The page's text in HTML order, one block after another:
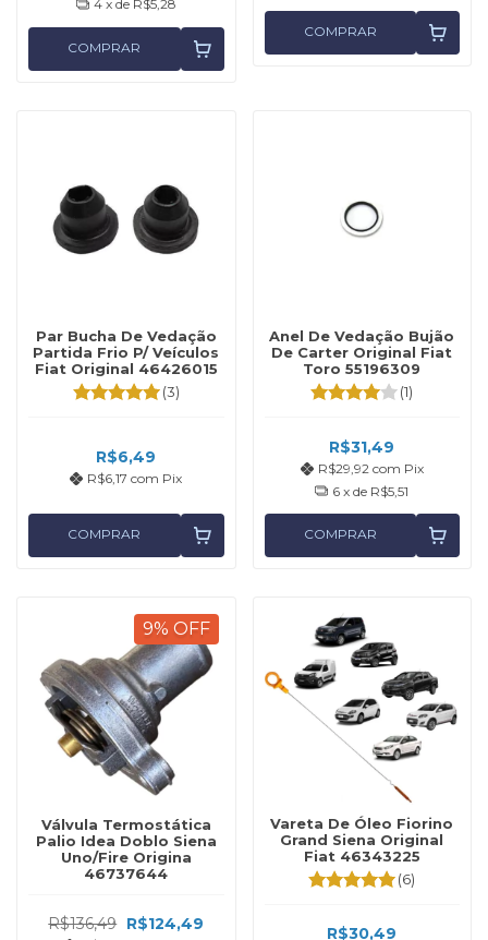
4 x de R$5,28
COMPRAR
COMPRAR
Par Bucha De Vedação
Partida Frio P/ Veículos
Fiat Original 46426015
(3)
R$6,49
R$6,17com Pix
COMPRAR
Anel De Vedação Bujão
De Carter Original Fiat
Toro 55196309
(1)
R$31,49
R$29,92 com Pix
6 x de R$5,51
COMPRAR
9% OFF
Válvula Termostática
Palio Idea Doblo Siena
Uno/Fire Origina
46737644
R$136,49 R$124,49
Vareta De Óleo Fiorino
Grand Siena Original
Fiat 46343225
(6)
R$30,49